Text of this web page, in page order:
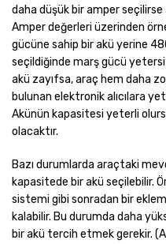
daha düşük bir amper
Amper değerleri üzerinden
gücüne sahip bir akü yerine
seçildiğinde marş gücü
akü zayıfsa, araç hem daha
bulunan elektronik alıcılara
Akünün kapasitesi yeterli
olacaktır.
Bazı durumlarda araçtaki
kapasitede bir akü seçilebilir.
sistemi gibi sonradan bir
kalabilir. Bu durumda daha
bir akü tercih etmek gerekir.